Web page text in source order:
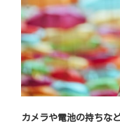
カメラや電池の持ちな